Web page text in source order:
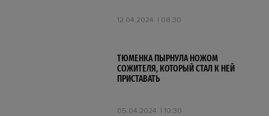
12.04.2024 08:30
ТЮМЕНКА ПЫРНУЛА НОЖОМ
СОЖИТЕЛЯ, КОТОРЫЙ СТАЛ К НЕЙ
ПРИСТАВАТЬ
05.04.2024 10:30